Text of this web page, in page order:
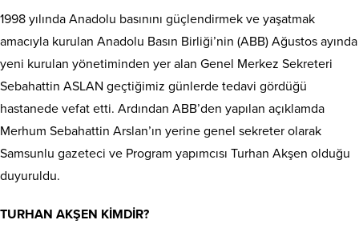
1998 yılında Anadolu basınını güçlendirmek ve yaşatmak
amacıyla kurulan Anadolu Basın Birliği’nin (ABB) Ağustos ayında
yeni kurulan yönetiminden yer alan Genel Merkez Sekreteri
Sebahattin ASLAN geçtiğimiz günlerde tedavi gördüğü
hastanede vefat etti. Ardından ABB’den yapılan açıklamda
Merhum Sebahattin Arslan’ın yerine genel sekreter olarak
Samsunlu gazeteci ve Program yapımcısı Turhan Akşen olduğu
duyuruldu.
TURHAN AKŞEN KİMDİR?